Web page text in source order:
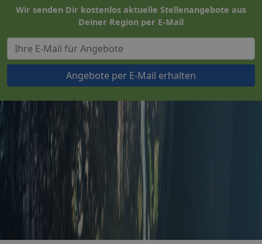
Wir senden Dir kostenlos aktuelle Stellenangebote aus
Deiner Region per E-Mail
Angebote per E-Mail erhalten